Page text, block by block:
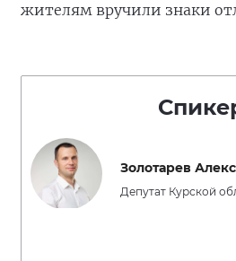
жителям вручили знаки
Золотарев
Депутат Курской